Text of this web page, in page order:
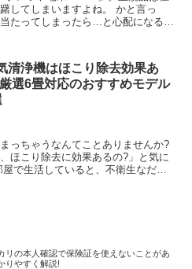
してしまいますよね。 かと言っ
たってしまったら…と心配になる方
清浄機はほこり除去効果あ
選6畳対応のおすすめモデル
っちゃうなんてことありませんか?
ほこり除去に効果あるの?」と気に
で生活していると、不衛生なだけ
リの本人確認で保険証を使えないことがあ
りやすく解説!